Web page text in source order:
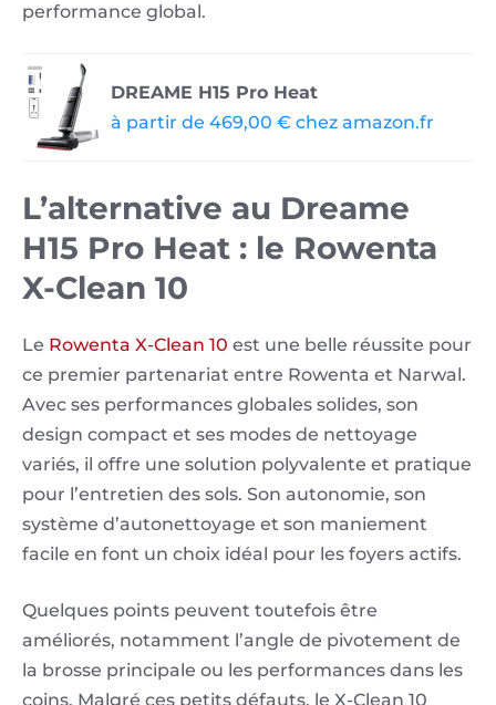
performance global.
DREAME H15 Pro Heat
à partir de 469,00 € chez amazon.fr
L’alternative au Dreame
H15 Pro Heat : le Rowenta
X-Clean 10
Le Rowenta X-Clean 10 est une belle réussite pour
ce premier partenariat entre Rowenta et Narwal.
Avec ses performances globales solides, son
design compact et ses modes de nettoyage
variés, il offre une solution polyvalente et pratique
pour l’entretien des sols. Son autonomie, son
système d’autonettoyage et son maniement
facile en font un choix idéal pour les foyers actifs.
Quelques points peuvent toutefois être
améliorés, notamment l’angle de pivotement de
la brosse principale ou les performances dans les
coins. Malgré ces petits défauts, le X-Clean 10